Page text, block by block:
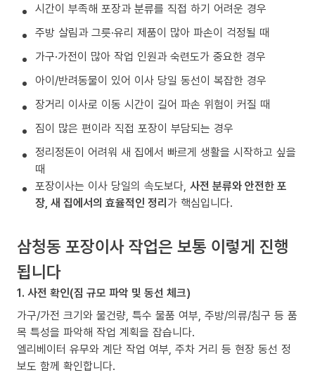
시간이 부족해 포장과 분류를 직접 하기 어려운 경우
주방 살림과 그릇·유리 제품이 많아 파손이 걱정될 때
가구·가전이 많아 작업 인원과 숙련도가 중요한 경우
아이/반려동물이 있어 이사 당일 동선이 복잡한 경우
장거리 이사로 이동 시간이 길어 파손 위험이 커질 때
짐이 많은 편이라 직접 포장이 부담되는 경우
정리정돈이 어려워 새 집에서 빠르게 생활을 시작하고 싶을
때
포장이사는 이사 당일의 속도보다, 사전 분류와 안전한 포
장, 새 집에서의 효율적인 정리가 핵심입니다.
삼청동 포장이사 작업은 보통 이렇게 진행
됩니다
1. 사전 확인(짐 규모 파악 및 동선 체크)
가구/가전 크기와 물건량, 특수 물품 여부, 주방/의류/침구 등 품
목 특성을 파악해 작업 계획을 잡습니다.
엘리베이터 유무와 계단 작업 여부, 주차 거리 등 현장 동선 정
보도 함께 확인합니다.